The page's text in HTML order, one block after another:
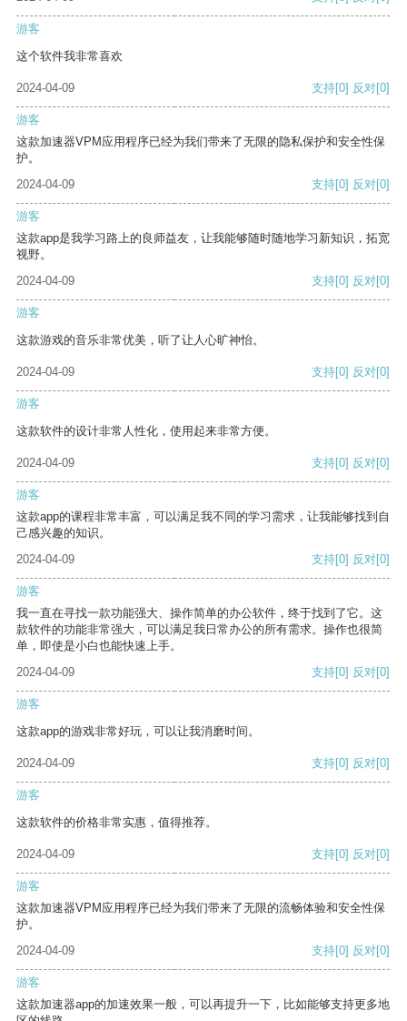
游客
这个软件我非常喜欢
2024-04-09 支持[0] 反对[0]
游客
这款加速器VPM应用程序已经为我们带来了无限的隐私保护和安全性保
护。
2024-04-09
支持[0] 反对[0]
游客
这款app是我学习路上的良师益友，让我能够随时随地学习新知识，拓宽
视野。
2024-04-09
支持[0] 反对[0]
游客
这款游戏的音乐非常优美，听了让人心旷神怡。
2024-04-09 支持[0] 反对[0]
游客
这款软件的设计非常人性化，使用起来非常方便。
2024-04-09 支持[0] 反对[0]
游客
这款app的课程非常丰富，可以满足我不同的学习需求，让我能够找到自
己感兴趣的知识。
2024-04-09
支持[0] 反对[0]
游客
我一直在寻找一款功能强大、操作简单的办公软件，终于找到了它。这
款软件的功能非常强大，可以满足我日常办公的所有需求。操作也很简
单，即使是小白也能快速上手。
2024-04-09
支持[0] 反对[0]
游客
这款app的游戏非常好玩，可以让我消磨时间。
2024-04-09 支持[0] 反对[0]
游客
这款软件的价格非常实惠，值得推荐。
2024-04-09 支持[0] 反对[0]
游客
这款加速器VPM应用程序已经为我们带来了无限的流畅体验和安全性保
护。
2024-04-09
支持[0] 反对[0]
游客
这款加速器app的加速效果一般，可以再提升一下，比如能够支持更多地